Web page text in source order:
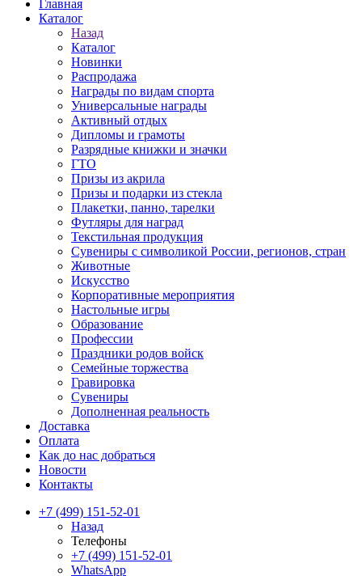
Главная
Каталог
Назад
Каталог
Новинки
Распродажа
Награды по видам спорта
Универсальные награды
Активный отдых
Дипломы и грамоты
Разрядные книжки и значки
ГТО
Призы из акрила
Призы и подарки из стекла
Плакетки, панно, тарелки
Футляры для наград
Текстильная продукция
Сувениры с символикой России, регионов, стран
Животные
Искусство
Корпоративные мероприятия
Настольные игры
Образование
Профессии
Праздники родов войск
Семейные торжества
Гравировка
Сувениры
Дополненная реальность
Доставка
Оплата
Как до нас добраться
Новости
Контакты
+7 (499) 151-52-01
Назад
Телефоны
+7 (499) 151-52-01
WhatsApp